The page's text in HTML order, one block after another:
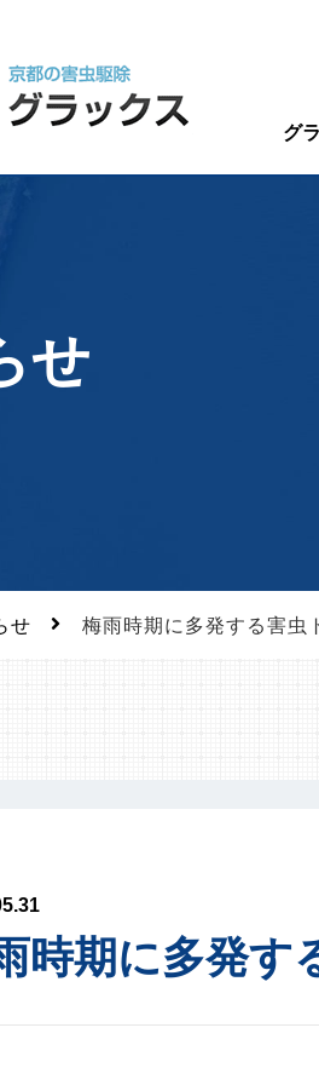
グ
せ
せ 梅雨時期に多発する害虫
時期に多発す